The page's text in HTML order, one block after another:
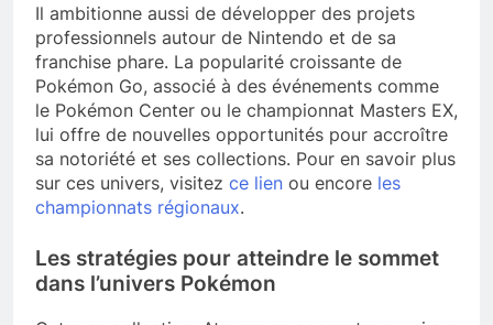
Il ambitionne aussi de développer des projets
professionnels autour de Nintendo et de sa
franchise phare. La popularité croissante de
Pokémon Go, associé à des événements comme
le Pokémon Center ou le championnat Masters EX,
lui offre de nouvelles opportunités pour accroître
sa notoriété et ses collections. Pour en savoir plus
sur ces univers, visitez ce lien ou encore les
championnats régionaux.
Les stratégies pour atteindre le sommet
dans l’univers Pokémon